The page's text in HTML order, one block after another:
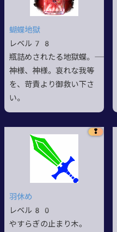
蝴蝶地獄
レベル78
瓶詰めされたる地獄蝶。――
神様、神様。哀れな我等
を、苛責より御救い下さ
い。
❢
羽休め
レベル80
やすらぎの止まり木。